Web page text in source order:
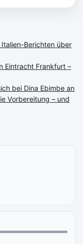
Berichten über
Eintracht Frankfurt –
bei Dina Ebimbe an
Vorbereitung – und